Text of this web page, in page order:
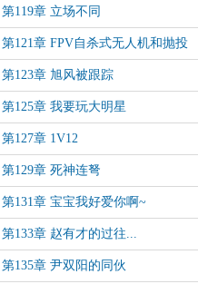
第119章 立场不同
第121章 FPV自杀式无人机和抛投
式无人机
第123章 旭风被跟踪
第125章 我要玩大明星
第127章 1V12
第129章 死神连弩
第131章 宝宝我好爱你啊~
第133章 赵有才的过往...
第135章 尹双阳的同伙